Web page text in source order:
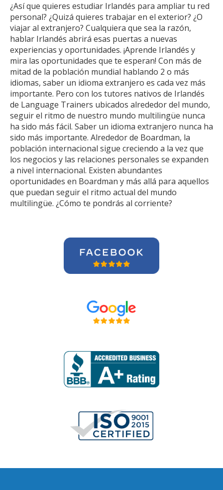
¿Así que quieres estudiar Irlandés para ampliar tu red
personal? ¿Quizá quieres trabajar en el exterior? ¿O
viajar al extranjero? Cualquiera que sea la razón,
hablar Irlandés abrirá esas puertas a nuevas
experiencias y oportunidades. ¡Aprende Irlandés y
mira las oportunidades que te esperan! Con más de
mitad de la población mundial hablando 2 o más
idiomas, saber un idioma extranjero es cada vez más
importante. Pero con los tutores nativos de Irlandés
de Language Trainers ubicados alrededor del mundo,
seguir el ritmo de nuestro mundo multilingüe nunca
ha sido más fácil. Saber un idioma extranjero nunca ha
sido más importante. Alrededor de Boardman, la
población internacional sigue creciendo a la vez que
los negocios y las relaciones personales se expanden
a nivel internacional. Existen abundantes
oportunidades en Boardman y más allá para aquellos
que puedan seguir el ritmo actual del mundo
multilingüe. ¿Cómo te pondrás al corriente?